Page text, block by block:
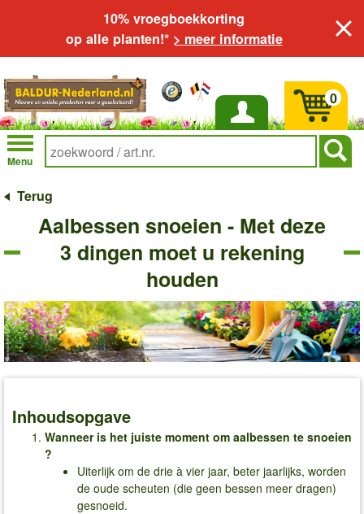
10% vroegboekkorting
op alle planten!* > meer informatie
Inloggen
Menu
0
Terug
Aalbessen snoeien - Met deze
3 dingen moet u rekening
houden
Inhoudsopgave
Wanneer is het juiste moment om aalbessen te snoeien​
?
Uiterlijk om de drie à vier jaar, beter jaarlijks, worden
de oude scheuten (die geen bessen meer dragen)
gesnoeid.